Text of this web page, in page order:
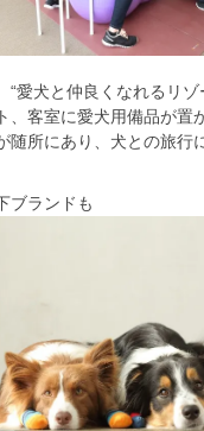
“愛犬と仲良くなれるリゾ
、客室に愛犬用備品が置
随所にあり、犬との旅行
ブランドも